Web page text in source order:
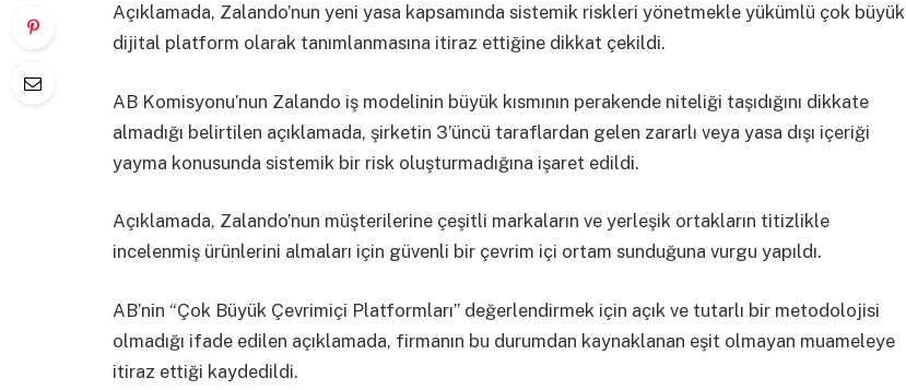
Açıklamada, Zalando’nun yeni yasa kapsamında sistemik riskleri yönetmekle yükümlü çok büyük
dijital platform olarak tanımlanmasına itiraz ettiğine dikkat çekildi.
AB Komisyonu’nun Zalando iş modelinin büyük kısmının perakende niteliği taşıdığını dikkate
almadığı belirtilen açıklamada, şirketin 3’üncü taraflardan gelen zararlı veya yasa dışı içeriği
yayma konusunda sistemik bir risk oluşturmadığına işaret edildi.
Açıklamada, Zalando’nun müşterilerine çeşitli markaların ve yerleşik ortakların titizlikle
incelenmiş ürünlerini almaları için güvenli bir çevrim içi ortam sunduğuna vurgu yapıldı.
AB’nin “Çok Büyük Çevrimiçi Platformları” değerlendirmek için açık ve tutarlı bir metodolojisi
olmadığı ifade edilen açıklamada, firmanın bu durumdan kaynaklanan eşit olmayan muameleye
itiraz ettiği kaydedildi.